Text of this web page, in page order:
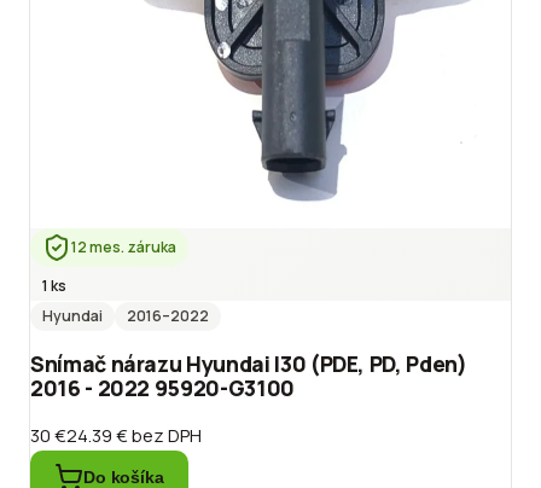
12 mes. záruka
1 ks
Hyundai
2016–2022
Snímač nárazu Hyundai I30 (PDE, PD, Pden)
2016 - 2022 95920-G3100
30 €24.39 €bez DPH
Do košíka